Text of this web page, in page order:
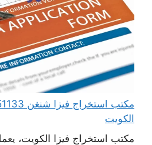
الكويت
مكتب استخراج فيزا الكويت،